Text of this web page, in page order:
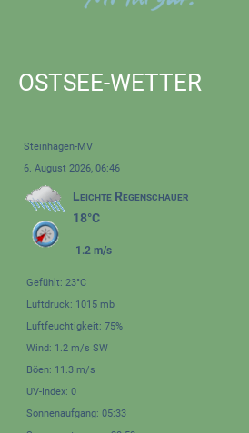
OSTSEE-WETTER
Steinhagen-MV
6. August 2026, 06:46
Leichte Regenschauer
18°C
1.2 m/s
Gefühlt: 23°C
Luftdruck: 1015 mb
Luftfeuchtigkeit: 75%
Wind: 1.2 m/s SW
Böen: 11.3 m/s
UV-Index: 0
Sonnenaufgang: 05:33